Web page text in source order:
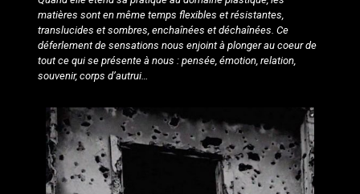
matières sont en même temps flexibles et résistantes,
translucides et sombres, enchaînées et déchaînées. Ce
déferlement de sensations nous enjoint à plonger au coeur de
tout ce qui se présente à nous : pensée, émotion, relation,
souvenir, corps d’autrui…